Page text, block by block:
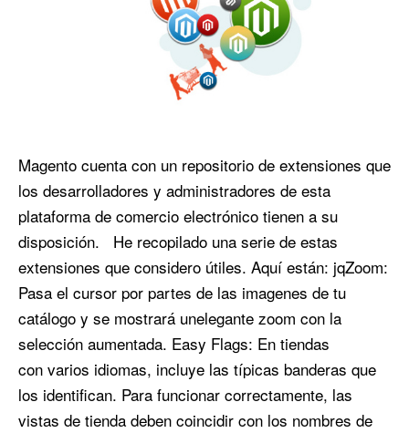
Magento cuenta con un repositorio de extensiones que
los desarrolladores y administradores de esta
plataforma de comercio electrónico tienen a su
disposición. He recopilado una serie de estas
extensiones que considero útiles. Aquí están: jqZoom:
Pasa el cursor por partes de las imagenes de tu
catálogo y se mostrará unelegante zoom con la
selección aumentada. Easy Flags: En tiendas
con varios idiomas, incluye las típicas banderas que
los identifican. Para funcionar correctamente, las
vistas de tienda deben coincidir con los nombres de